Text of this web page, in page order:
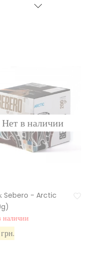
Sebero - Arctic
наличии